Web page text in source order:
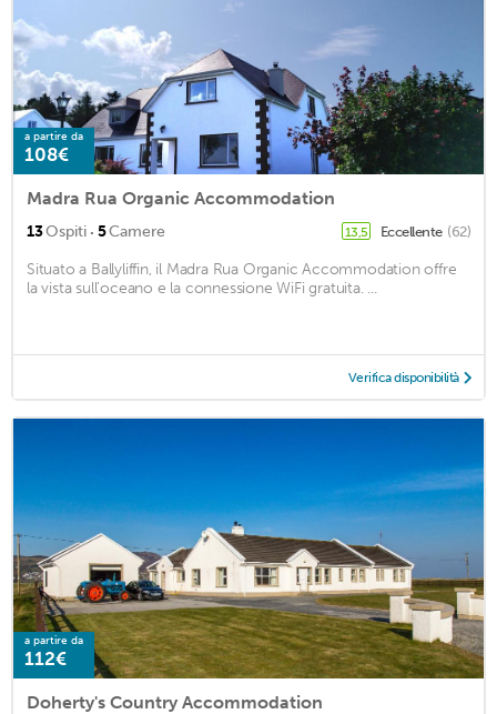
a partire da
108€
Madra Rua Organic Accommodation
13Ospiti · 5Camere 13,5 Eccellente (62)
Situato a Ballyliffin, il Madra Rua Organic Accommodation offre
la vista sull'oceano e la connessione WiFi gratuita. ...
Verifica disponibilità
a partire da
112€
Doherty's Country Accommodation